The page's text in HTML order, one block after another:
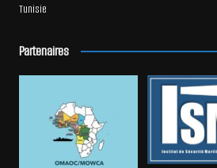
Tunisie
Partenaires